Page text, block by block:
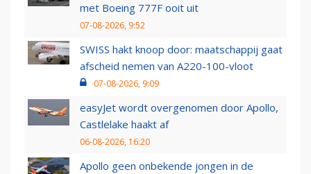
met Boeing 777F ooit uit
07-08-2026, 9:52
SWISS hakt knoop door: maatschappij gaat
afscheid nemen van A220-100-vloot
07-08-2026, 9:09
easyJet wordt overgenomen door Apollo,
Castlelake haakt af
06-08-2026, 16:20
Apollo geen onbekende jongen in de